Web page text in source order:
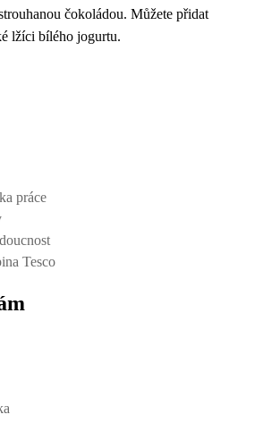
čokoládou. Můžete přidat
lžíci bílého jogurtu.
práce
Tesco